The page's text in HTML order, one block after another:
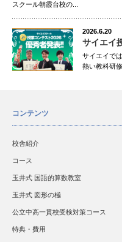
スクール朝霞台校の...
2026.6.20
サイエイ
サイエイで
熱い教科研
コンテンツ
校舎紹介
コース
玉井式 国語的算数教室
玉井式 図形の極
公立中高一貫校受検対策コース
特典・費用